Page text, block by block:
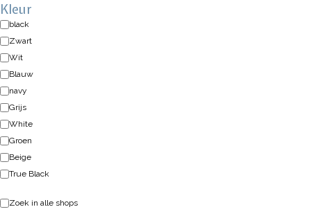
Kleur
black
Zwart
Wit
Blauw
navy
Grijs
White
Groen
Beige
True Black
Zoek in alle shops